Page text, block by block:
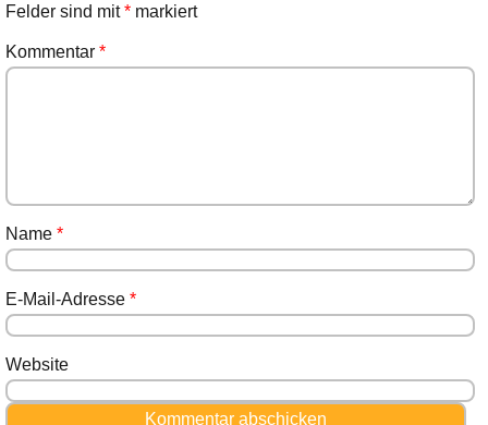
Felder sind mit*markiert
Kommentar *
Name *
E-Mail-Adresse *
Website